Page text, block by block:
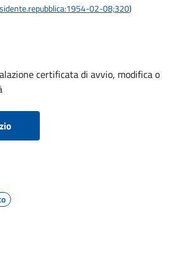
02-08;320)
certificata di avvio, modifica o